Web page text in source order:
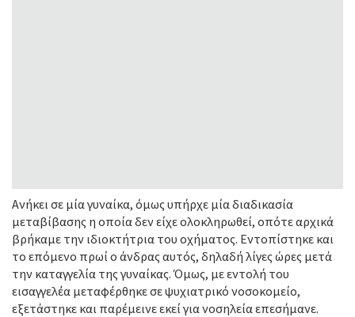
Ανήκει σε μία γυναίκα, όμως υπήρχε μία διαδικασία
μεταβίβασης η οποία δεν είχε ολοκληρωθεί, οπότε αρχικά
βρήκαμε την ιδιοκτήτρια του οχήματος. Εντοπίστηκε και
το επόμενο πρωί ο άνδρας αυτός, δηλαδή λίγες ώρες μετά
την καταγγελία της γυναίκας. Όμως, με εντολή του
εισαγγελέα μεταφέρθηκε σε ψυχιατρικό νοσοκομείο,
εξετάστηκε και παρέμεινε εκεί για νοσηλεία επεσήμανε.